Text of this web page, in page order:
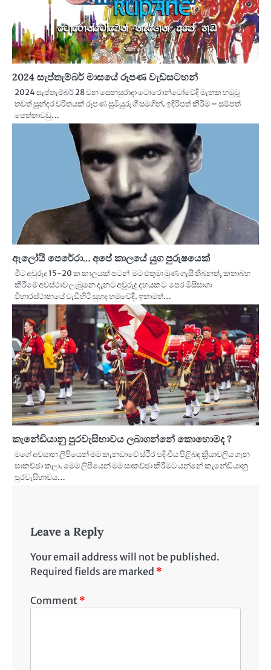
2024 සැප්තැම්බර් මාසයේ රූපණ වැඩසටහන්
2024 සැප්තැම්බර් 28 වන සෙනසුරාදා ටොරොන්ටෝවේදි මැතක හමුවූ
තවත් සුන්දර චරිතයක් රූපණ සුමියුරු ගී සමගින්. ඉදිරිපත් කිරීම – සම්පත්
පෙත්තාවඩු…
ඇලෝයි පෙරේරා… අපේ කාලයේ යුග පුරුෂයෙක්
මීට අවුරුදු 15-20 ක කාලයක් පටන් මට එතුමා මුණ ගැසී තිබුනත්, කතාබහ
කිරීමේ අවස්ථාව ලැබුනෙ දැනට අවුරුදු දහයකට පෙර මිසිසාගා
විහාරස්ථානයේ වැඩිහිටි සුහද හමුවේදී. ඉතාමත්…
කැනේඩියානු පුරවැසිභාවය ලබාගන්නේ කොහොමද ?
මගේ අවසාන ලිපියෙන් මම කැනඩාවේ ස්ථිර පදිංචිය පිළිබඳ ක්‍රියාවලිය ගැන
සාකච්ඡා කලා. මෙම ලිපියෙන් මම සාකච්ඡා කිරීමට යන්නේ කැනේඩියානු
පුරවැසිභාවය…
Leave a Reply
Your email address will not be published.
Required fields are marked *
Comment *